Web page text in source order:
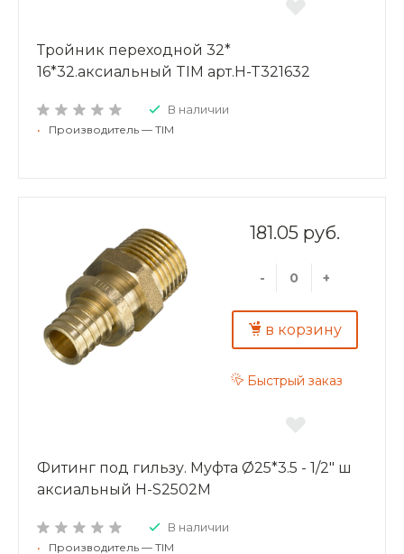
Тройник переходной 32*
16*32.аксиальный TIM арт.H-T321632
В наличии
• Производитель — TIM
181.05 руб.
- +
в корзину
Быстрый заказ
Фитинг под гильзу. Муфта Ø25*3.5 - 1/2" ш
аксиальный H-S2502M
В наличии
• Производитель — TIM